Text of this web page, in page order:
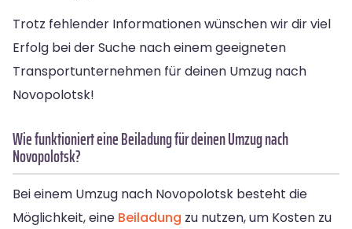
Trotz fehlender Informationen wünschen wir dir viel
Erfolg bei der Suche nach einem geeigneten
Transportunternehmen für deinen Umzug nach
Novopolotsk!
Wie funktioniert eine Beiladung für deinen Umzug nach
Novopolotsk?
Bei einem Umzug nach Novopolotsk besteht die
Möglichkeit, eine Beiladung zu nutzen, um Kosten zu